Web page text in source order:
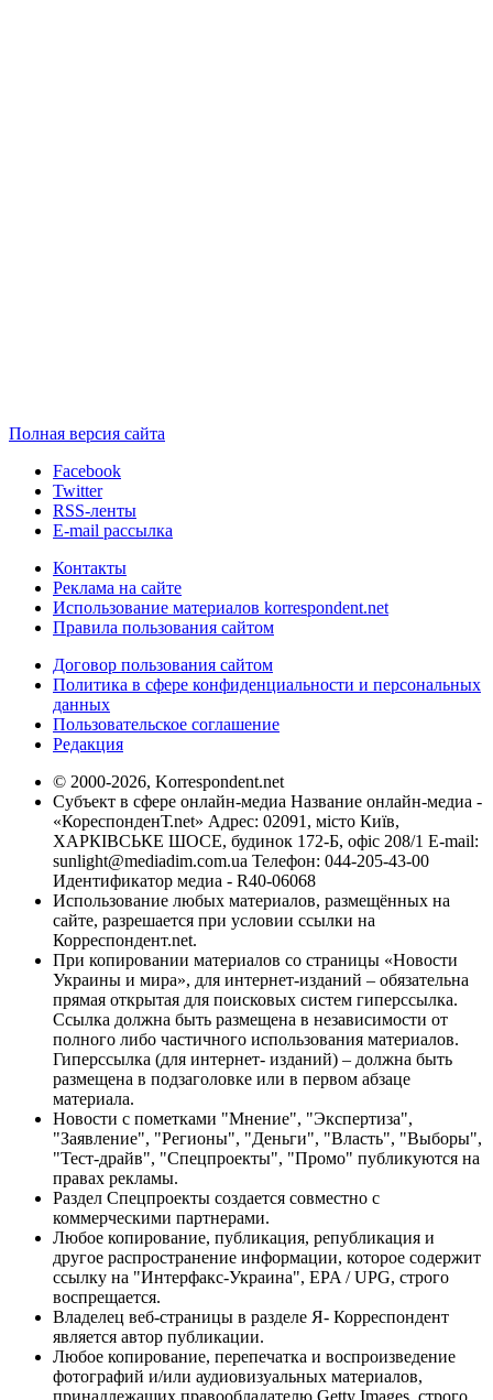
Полная версия сайта
Facebook
Twitter
RSS-ленты
E-mail рассылка
Контакты
Реклама на сайте
Использование материалов korrespondent.net
Правила пользования сайтом
Договор пользования сайтом
Политика в сфере конфиденциальности и персональных
данных
Пользовательское соглашение
Редакция
© 2000-2026, Korrespondent.net
Субъект в сфере онлайн-медиа Название онлайн-медиа -
«КореспонденТ.net» Адрес: 02091, місто Київ,
ХАРКІВСЬКЕ ШОСЕ, будинок 172-Б, офіс 208/1 E-mail:
sunlight@mediadim.com.ua Телефон: 044-205-43-00
Идентификатор медиа - R40-06068
Использование любых материалов, размещённых на
сайте, разрешается при условии ссылки на
Корреспондент.net.
При копировании материалов со страницы «Новости
Украины и мира», для интернет-изданий – обязательна
прямая открытая для поисковых систем гиперссылка.
Ссылка должна быть размещена в независимости от
полного либо частичного использования материалов.
Гиперссылка (для интернет- изданий) – должна быть
размещена в подзаголовке или в первом абзаце
материала.
Новости с пометками "Мнение", "Экспертиза",
"Заявление", "Регионы", "Деньги", "Власть", "Выборы",
"Тест-драйв", "Спецпроекты", "Промо" публикуются на
правах рекламы.
Раздел Спецпроекты создается совместно с
коммерческими партнерами.
Любое копирование, публикация, републикация и
другое распространение информации, которое содержит
ссылку на "Интерфакс-Украина", EPA / UPG, строго
воспрещается.
Владелец веб-страницы в разделе Я- Корреспондент
является автор публикации.
Любое копирование, перепечатка и воспроизведение
фотографий и/или аудиовизуальных материалов,
принадлежащих правообладателю Getty Images, строго